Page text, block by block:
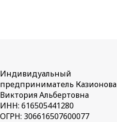
Индивидуальный
предприниматель Казионова
Виктория Альбертовна
ИНН: 616505441280
ОГРН: 306616507600077